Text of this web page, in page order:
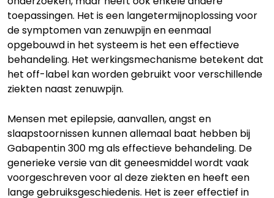
toepassingen. Het is een langetermijnoplossing voor
de symptomen van zenuwpijn en eenmaal
opgebouwd in het systeem is het een effectieve
behandeling. Het werkingsmechanisme betekent dat
het off-label kan worden gebruikt voor verschillende
ziekten naast zenuwpijn.
Mensen met epilepsie, aanvallen, angst en
slaapstoornissen kunnen allemaal baat hebben bij
Gabapentin 300 mg als effectieve behandeling. De
generieke versie van dit geneesmiddel wordt vaak
voorgeschreven voor al deze ziekten en heeft een
lange gebruiksgeschiedenis. Het is zeer effectief in